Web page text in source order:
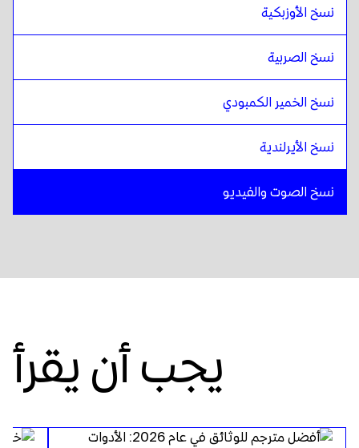
نسخ الأوزبكية
نسخ الصربية
نسخ الخمير الكمبودي
نسخ الأيرلندية
نسخ الصوت والفيديو
يجب أن يقرأ